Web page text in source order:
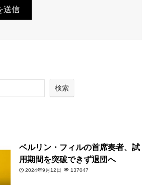
検索
ベルリン・フィルの首席奏者、試
用期間を突破できず退団へ
2024年9月12日 137047